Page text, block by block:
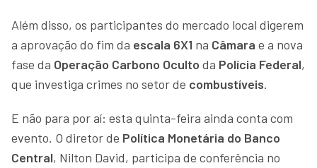
Além disso, os participantes do mercado local digerem
a aprovação do fim da escala 6X1 na Câmara e a nova
fase da Operação Carbono Oculto da Polícia Federal,
que investiga crimes no setor de combustíveis.
E não para por aí: esta quinta-feira ainda conta com
evento. O diretor de Política Monetária do Banco
Central, Nilton David, participa de conferência no